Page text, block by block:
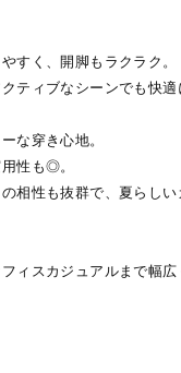
すく、開脚もラクラク。
ティブなシーンでも快適
な穿き心地。
性も◎。
相性も抜群で、夏らし
ィスカジュアルまで幅